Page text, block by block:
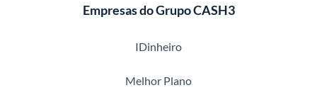
Empresas do Grupo CASH3
IDinheiro
Melhor Plano